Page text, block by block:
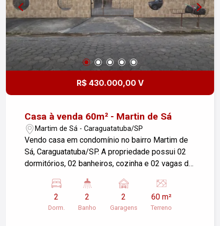
garagem cobertas. Diferenciais do Condomínio -
Salão de festas. - Amplo estacionamento para
visitas, garantindo total comodidade aos seus
convidados. - Portaria e segurança. Morar no
Centro de São José dos Campos significa ter
facilidade de acesso a pé ou a poucos minutos
de bancos, farmácias, comércios, restaurantes,
escolas e com fácil fluxo para as principais vias
hoje mesmo!
R$ 430.000,00 V
Casa à venda 60m² - Martin de Sá
Martim de Sá - Caraguatatuba/SP
Vendo casa em condomínio no bairro Martim de
Sá, Caraguatatuba/SP. A propriedade possui 02
dormitórios, 02 banheiros, cozinha e 02 vagas de
quem busca conforto e segurança em uma
localização privilegiada. Entre em contato para
mais informações ou para agendar uma visita!
2
Dorm.
2
Banho
2
Garagens
60 m²
Terreno